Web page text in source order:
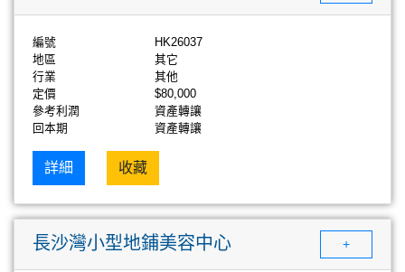
編號
HK26037
地區
其它
行業
其他
定價
$80,000
參考利潤
資產轉讓
回本期
資產轉讓
詳細 收藏
長沙灣小型地鋪美容中心 +